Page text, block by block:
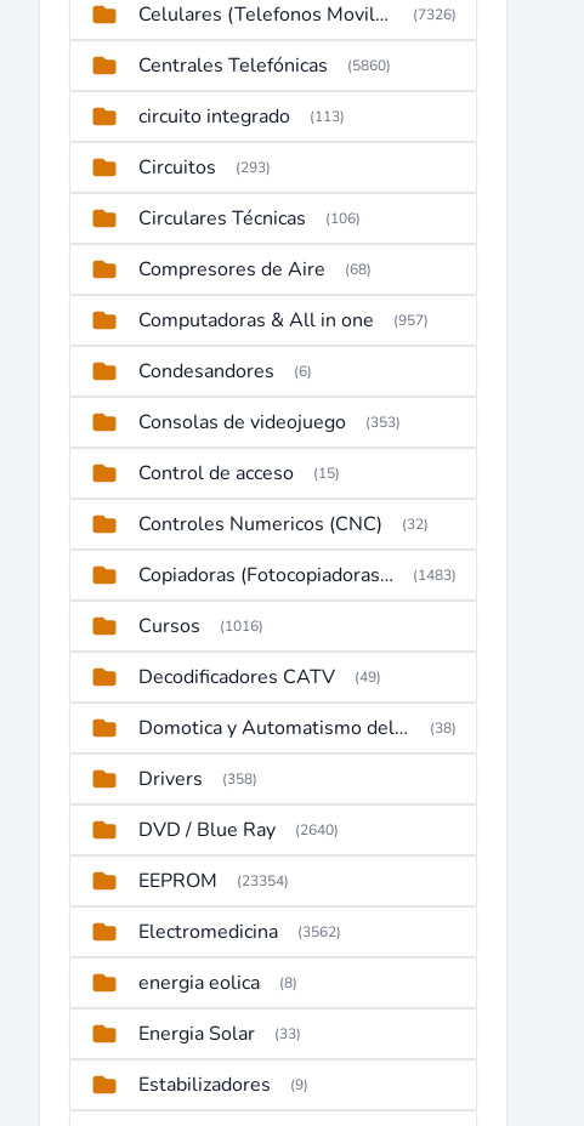
Celulares (Telefonos Moviles) (7326)
Centrales Telefónicas (5860)
circuito integrado (113)
Circuitos (293)
Circulares Técnicas (106)
Compresores de Aire (68)
Computadoras & All in one (957)
Condesandores (6)
Consolas de videojuego (353)
Control de acceso (15)
Controles Numericos (CNC) (32)
Copiadoras (Fotocopiadoras, Multifunctions, Ploter, etc) (1483)
Cursos (1016)
Decodificadores CATV (49)
Domotica y Automatismo del hogar (38)
Drivers (358)
DVD / Blue Ray (2640)
EEPROM (23354)
Electromedicina (3562)
energia eolica (8)
Energia Solar (33)
Estabilizadores (9)